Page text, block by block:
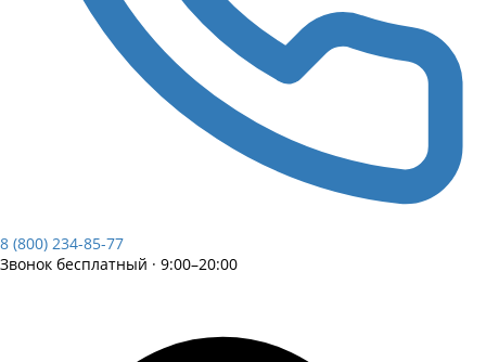
8 (800) 234-85-77
Звонок бесплатный · 9:00–20:00